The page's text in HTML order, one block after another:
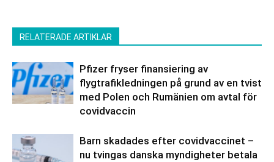
RELATERADE ARTIKLAR
Pfizer fryser finansiering av
flygtrafikledningen på grund av en tvist
med Polen och Rumänien om avtal för
covidvaccin
Barn skadades efter covidvaccinet –
nu tvingas danska myndigheter betala